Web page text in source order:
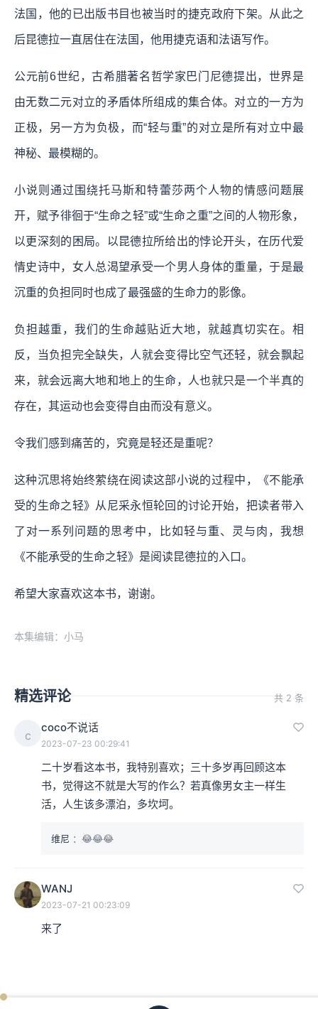
法国，他的已出版书目也被当时的捷克政府下架。从此之
后昆德拉一直居住在法国，他用捷克语和法语写作。
公元前6世纪，古希腊著名哲学家巴门尼德提出，世界是
由无数二元对立的矛盾体所组成的集合体。对立的一方为
正极，另一方为负极，而“轻与重”的对立是所有对立中最
神秘、最模糊的。
小说则通过围绕托马斯和特蕾莎两个人物的情感问题展
开，赋予徘徊于“生命之轻”或“生命之重”之间的人物形象，
以更深刻的困局。以昆德拉所给出的悖论开头，在历代爱
情史诗中，女人总渴望承受一个男人身体的重量，于是最
沉重的负担同时也成了最强盛的生命力的影像。
负担越重，我们的生命越贴近大地，就越真切实在。相
反，当负担完全缺失，人就会变得比空气还轻，就会飘起
来，就会远离大地和地上的生命，人也就只是一个半真的
存在，其运动也会变得自由而没有意义。
令我们感到痛苦的，究竟是轻还是重呢？
这种沉思将始终萦绕在阅读这部小说的过程中，《不能承
受的生命之轻》从尼采永恒轮回的讨论开始，把读者带入
了对一系列问题的思考中，比如轻与重、灵与肉，我想
《不能承受的生命之轻》是阅读昆德拉的入口。
希望大家喜欢这本书，谢谢。
本集编辑：小马
精选评论 共 2 条
c
coco不说话
2023-07-23 00:29:41
二十岁看这本书，我特别喜欢；三十多岁再回顾这本
书，觉得这不就是大写的作么？若真像男女主一样生
活，人生该多漂泊，多坎坷。
维尼 ：😂😂😂
WANJ
2023-07-21 00:23:09
来了